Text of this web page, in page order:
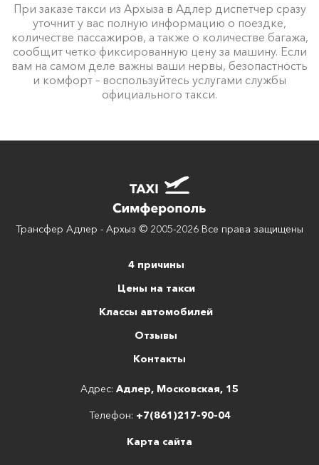
При заказе такси из Архыза в Адлер диспетчер сразу
уточнит у вас полную информацию о поездке,
количестве пассажиров, а также о количестве багажа,
сообщит четко фиксированную цену за машину. Если
вам на самом деле важны ваши нервы, безопастность
и комфорт – воспользуйтесь услугами службы
официального такси.
Трансфер Адлер - Архыз © 2005-2026 Все права защищены
4 причины
Цены на такси
Классы автомобилей
Отзывы
Контакты
Адрес: Адлер, Московская, 15
Телефон: +7(861)217-90-04
Карта сайта